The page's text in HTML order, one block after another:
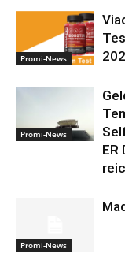
Promi-News
Promi-News
ER
Promi-News